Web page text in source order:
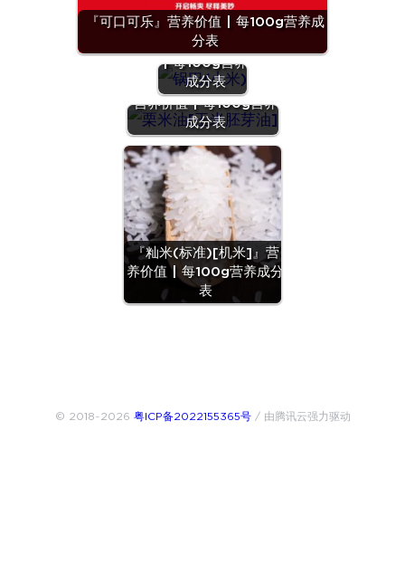
『可口可乐』营养价值 | 每100g营养成
分表
『锅巴(小
米)』营养价值
| 每100g营养
成分表
『栗米油[玉米胚芽油]』
营养价值 | 每100g营养
成分表
『籼米(标准)[机米]』营
养价值 | 每100g营养成分
表
© 2018~2026 粤ICP备2022155365号/ 由腾讯云强力驱动